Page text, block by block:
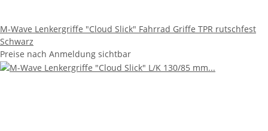
M-Wave Lenkergriffe "Cloud Slick" Fahrrad Griffe TPR rutschfest
Schwarz
Preise nach Anmeldung sichtbar